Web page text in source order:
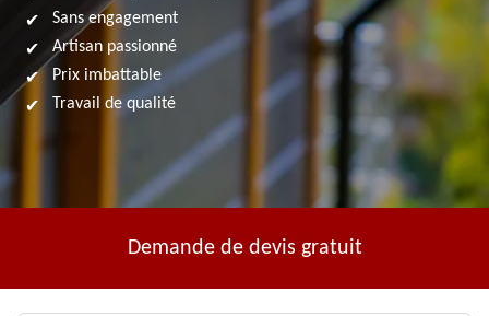
Sans engagement
Artisan passionné
Prix imbattable
Travail de qualité
Demande de devis gratuit